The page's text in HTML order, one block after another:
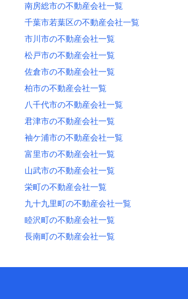
南房総市の不動産会社一覧
千葉市若葉区の不動産会社一覧
市川市の不動産会社一覧
松戸市の不動産会社一覧
佐倉市の不動産会社一覧
柏市の不動産会社一覧
八千代市の不動産会社一覧
君津市の不動産会社一覧
袖ケ浦市の不動産会社一覧
富里市の不動産会社一覧
山武市の不動産会社一覧
栄町の不動産会社一覧
九十九里町の不動産会社一覧
睦沢町の不動産会社一覧
長南町の不動産会社一覧